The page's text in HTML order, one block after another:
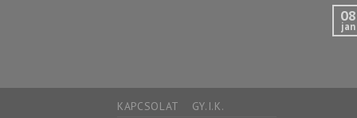
08
jan
KAPCSOLAT GY.I.K.